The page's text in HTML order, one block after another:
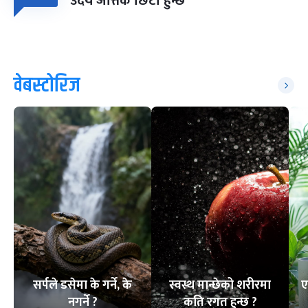
वेबस्टोरिज
सर्पले डसेमा के गर्ने, के
नगर्ने ?
स्वस्थ मान्छेको शरीरमा
कति रगत हुन्छ ?